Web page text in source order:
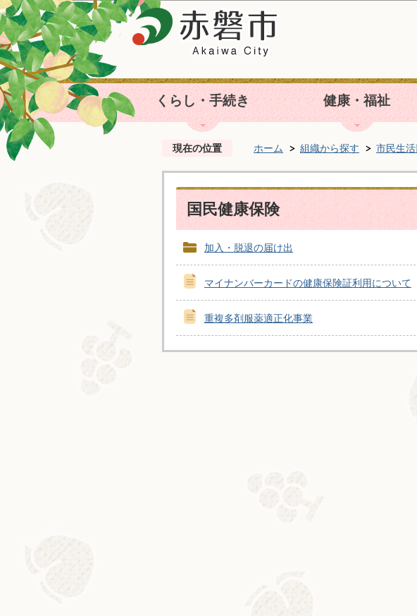
くらし・手続き 健康・福祉
現在の位置 ホーム 組織から探す 市民生活
国民健康保険
加入・脱退の届け出
マイナンバーカードの健康保険証利用について
重複多剤服薬適正化事業